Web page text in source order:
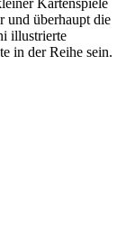
und überhaupt die
illustrierte
in der Reihe sein.